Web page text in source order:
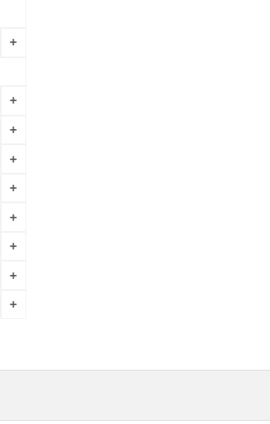
+
+
+
+
+
+
+
+
+